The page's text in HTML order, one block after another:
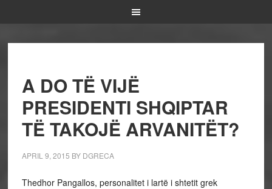
A DO TË VIJË
PRESIDENTI SHQIPTAR
TË TAKOJË ARVANITËT?
APRIL 9, 2015 BY DGRECA
Thedhor Pangallos, personalitet i lartë i shtetit grek